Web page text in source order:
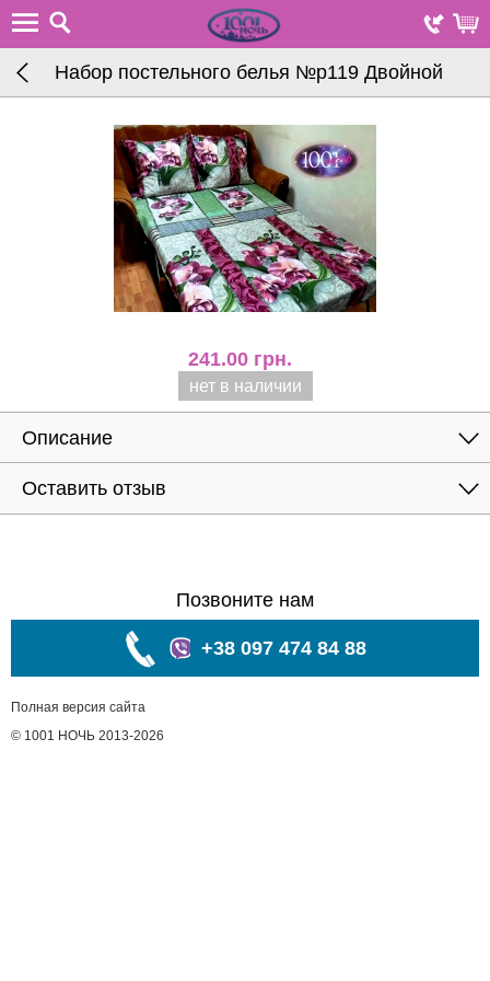
Набор постельного белья №р119 Двойной
241.00 грн.
нет в наличии
Описание
Оставить отзыв
Позвоните нам
+38 097 474 84 88
Полная версия сайта
© 1001 НОЧЬ 2013-2026